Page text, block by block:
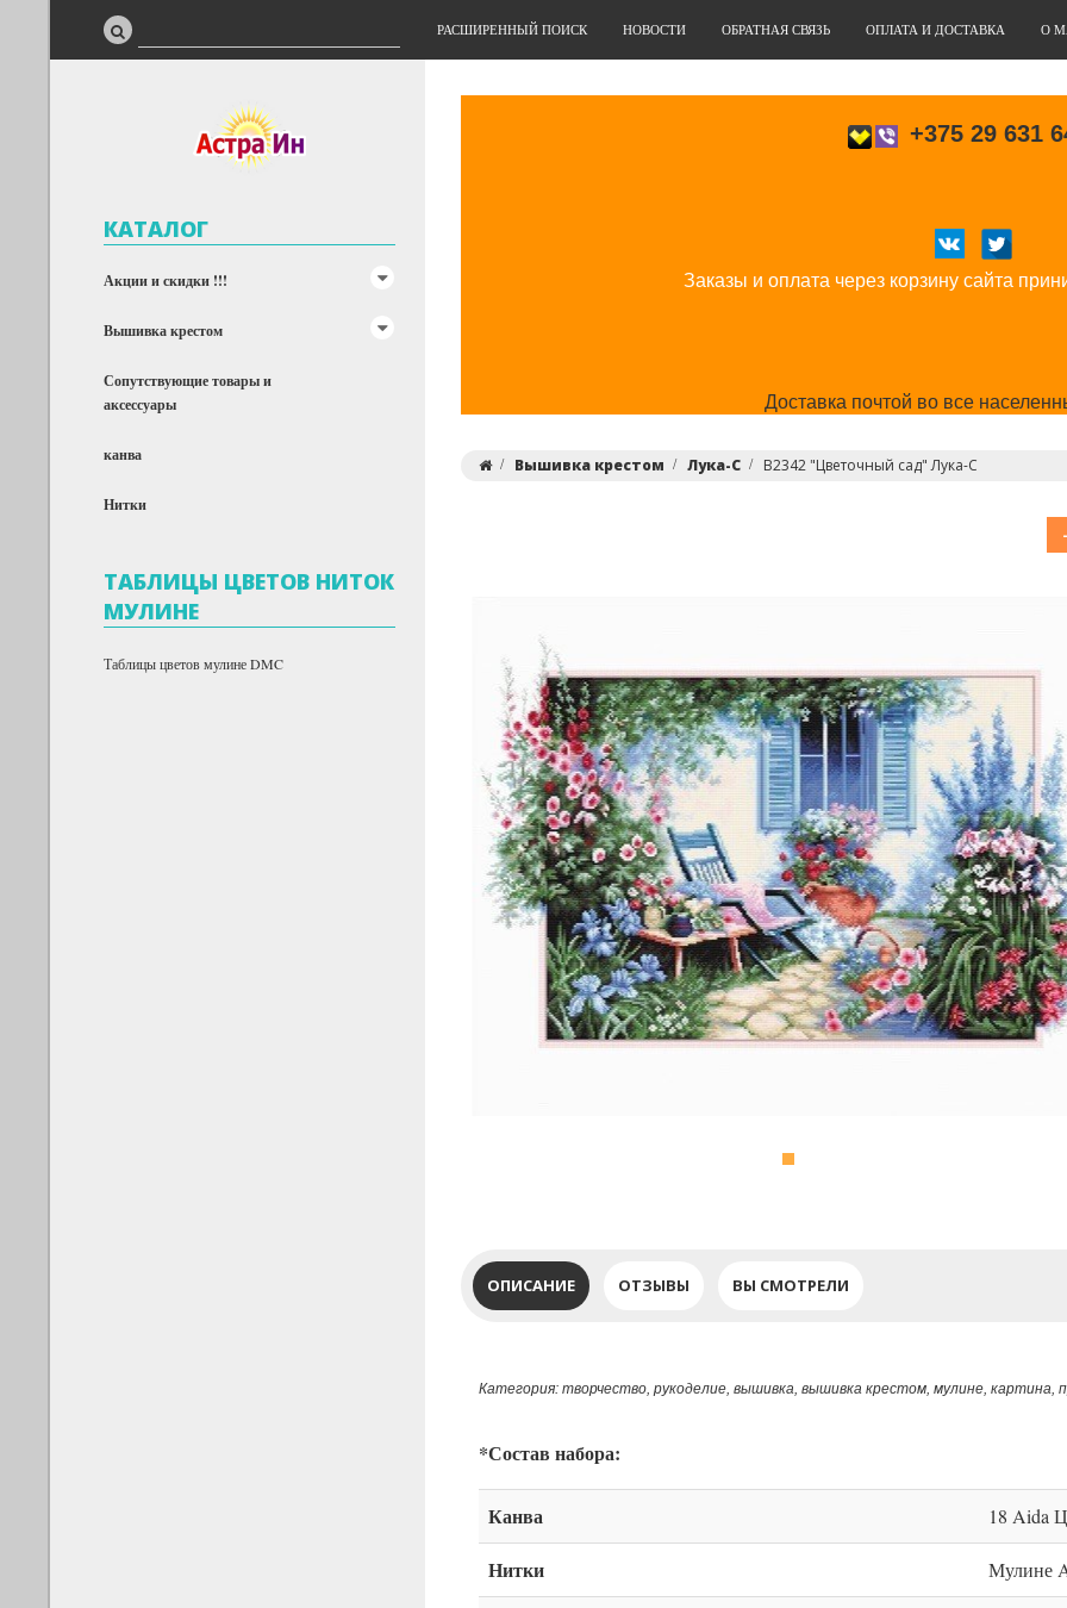
РАСШИРЕННЫЙ ПОИСК НОВОСТИ ОБРАТНАЯ СВЯЗЬ ОПЛАТА И ДОСТАВКА О
КАТАЛОГ
Акции и скидки !!!
Вышивка крестом
Сопутствующие товары и
аксессуары
канва
Нитки
ТАБЛИЦЫ ЦВЕТОВ НИТОК
МУЛИНЕ
Таблицы цветов мулине DMC
+375 29 631
Заказы и оплата через корзину сайта
Доставка почтой во все
Вышивка крестом Лука-С В2342 "Цветочный сад" Лука-С
ОПИСАНИЕ ОТЗЫВЫ ВЫ СМОТРЕЛИ
Категория: творчество, рукоделие, вышивка, вышивка крестом, мулине, картина,
*Состав набора:
Канва 18 Aida
Нитки Мулине